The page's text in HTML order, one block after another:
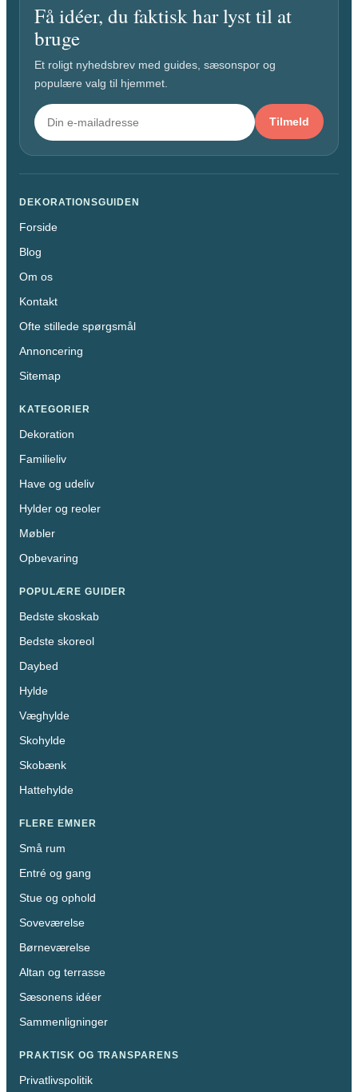
Få idéer, du faktisk har lyst til at
bruge
Et roligt nyhedsbrev med guides, sæsonspor og
populære valg til hjemmet.
Tilmeld
DEKORATIONSGUIDEN
Forside
Blog
Om os
Kontakt
Ofte stillede spørgsmål
Annoncering
Sitemap
KATEGORIER
Dekoration
Familieliv
Have og udeliv
Hylder og reoler
Møbler
Opbevaring
POPULÆRE GUIDER
Bedste skoskab
Bedste skoreol
Daybed
Hylde
Væghylde
Skohylde
Skobænk
Hattehylde
FLERE EMNER
Små rum
Entré og gang
Stue og ophold
Soveværelse
Børneværelse
Altan og terrasse
Sæsonens idéer
Sammenligninger
PRAKTISK OG TRANSPARENS
Privatlivspolitik